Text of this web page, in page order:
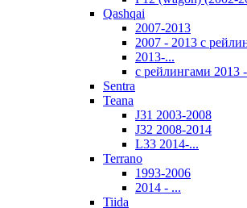
Qashqai
2007-2013
2007 - 2013 с
2013-...
с рейлингами 2013
Sentra
Teana
J31 2003-2008
J32 2008-2014
L33 2014-...
Terrano
1993-2006
2014 - ...
Tiida